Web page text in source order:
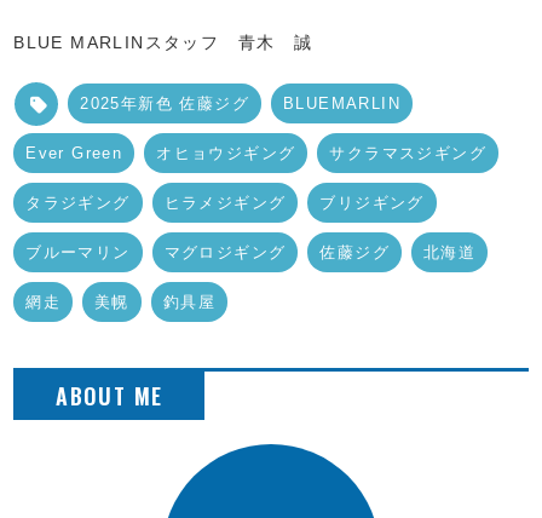
BLUE MARLINスタッフ 青木 誠
2025年新色 佐藤ジグ BLUEMARLIN
Ever Green オヒョウジギング サクラマスジギング
タラジギング ヒラメジギング ブリジギング
ブルーマリン マグロジギング 佐藤ジグ 北海道
網走 美幌 釣具屋